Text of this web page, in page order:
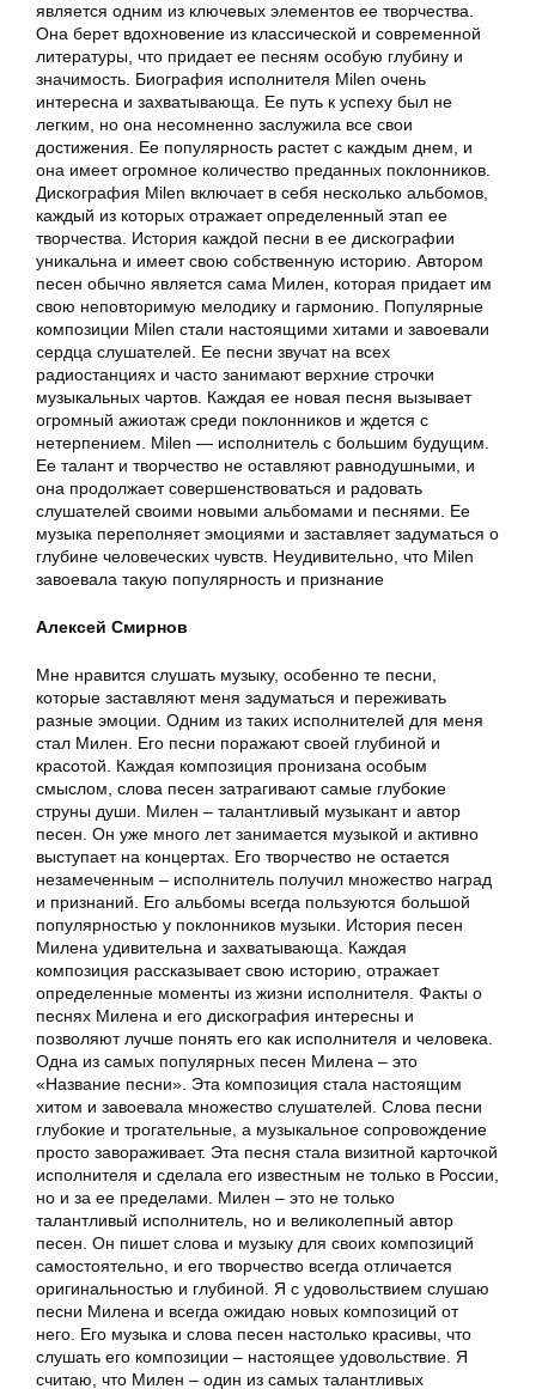
является одним из ключевых элементов ее творчества.
Она берет вдохновение из классической и современной
литературы, что придает ее песням особую глубину и
значимость. Биография исполнителя Milen очень
интересна и захватывающа. Ее путь к успеху был не
легким, но она несомненно заслужила все свои
достижения. Ее популярность растет с каждым днем, и
она имеет огромное количество преданных поклонников.
Дискография Milen включает в себя несколько альбомов,
каждый из которых отражает определенный этап ее
творчества. История каждой песни в ее дискографии
уникальна и имеет свою собственную историю. Автором
песен обычно является сама Милен, которая придает им
свою неповторимую мелодику и гармонию. Популярные
композиции Milen стали настоящими хитами и завоевали
сердца слушателей. Ее песни звучат на всех
радиостанциях и часто занимают верхние строчки
музыкальных чартов. Каждая ее новая песня вызывает
огромный ажиотаж среди поклонников и ждется с
нетерпением. Milen — исполнитель с большим будущим.
Ее талант и творчество не оставляют равнодушными, и
она продолжает совершенствоваться и радовать
слушателей своими новыми альбомами и песнями. Ее
музыка переполняет эмоциями и заставляет задуматься о
глубине человеческих чувств. Неудивительно, что Milen
завоевала такую популярность и признание
Алексей Смирнов
Мне нравится слушать музыку, особенно те песни,
которые заставляют меня задуматься и переживать
разные эмоции. Одним из таких исполнителей для меня
стал Милен. Его песни поражают своей глубиной и
красотой. Каждая композиция пронизана особым
смыслом, слова песен затрагивают самые глубокие
струны души. Милен – талантливый музыкант и автор
песен. Он уже много лет занимается музыкой и активно
выступает на концертах. Его творчество не остается
незамеченным – исполнитель получил множество наград
и признаний. Его альбомы всегда пользуются большой
популярностью у поклонников музыки. История песен
Милена удивительна и захватывающа. Каждая
композиция рассказывает свою историю, отражает
определенные моменты из жизни исполнителя. Факты о
песнях Милена и его дискография интересны и
позволяют лучше понять его как исполнителя и человека.
Одна из самых популярных песен Милена – это
«Название песни». Эта композиция стала настоящим
хитом и завоевала множество слушателей. Слова песни
глубокие и трогательные, а музыкальное сопровождение
просто завораживает. Эта песня стала визитной карточкой
исполнителя и сделала его известным не только в России,
но и за ее пределами. Милен – это не только
талантливый исполнитель, но и великолепный автор
песен. Он пишет слова и музыку для своих композиций
самостоятельно, и его творчество всегда отличается
оригинальностью и глубиной. Я с удовольствием слушаю
песни Милена и всегда ожидаю новых композиций от
него. Его музыка и слова песен настолько красивы, что
слушать его композиции – настоящее удовольствие. Я
считаю, что Милен – один из самых талантливых